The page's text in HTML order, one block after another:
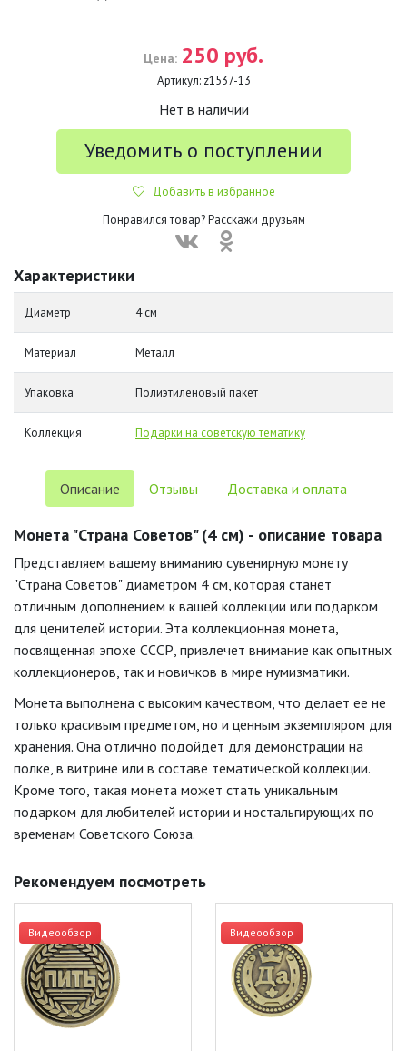
Цена: 250 руб.
Артикул: z1537-13
Нет в наличии
Уведомить о поступлении
Добавить в избранное
Понравился товар? Расскажи друзьям
Характеристики
Диаметр 4 см
Материал Металл
Упаковка Полиэтиленовый пакет
Коллекция Подарки на советскую тематику
Описание Отзывы Доставка и оплата
Монета "Страна Советов" (4 см) - описание товара
Представляем вашему вниманию сувенирную монету
"Страна Советов" диаметром 4 см, которая станет
отличным дополнением к вашей коллекции или подарком
для ценителей истории. Эта коллекционная монета,
посвященная эпохе СССР, привлечет внимание как опытных
коллекционеров, так и новичков в мире нумизматики.
Монета выполнена с высоким качеством, что делает ее не
только красивым предметом, но и ценным экземпляром для
хранения. Она отлично подойдет для демонстрации на
полке, в витрине или в составе тематической коллекции.
Кроме того, такая монета может стать уникальным
подарком для любителей истории и ностальгирующих по
временам Советского Союза.
Рекомендуем посмотреть
Видеообзор Видеообзор